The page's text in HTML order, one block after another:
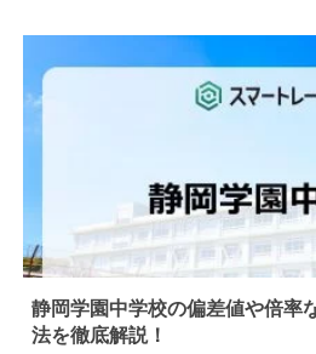
静岡学園中学校の偏差値や倍率
法を徹底解説！